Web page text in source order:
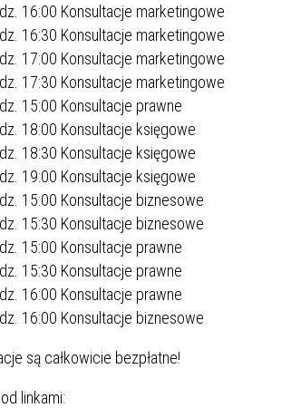
16:00 Konsultacje marketingowe
16:30 Konsultacje marketingowe
17:00 Konsultacje marketingowe
17:30 Konsultacje marketingowe
15:00 Konsultacje prawne
18:00 Konsultacje księgowe
18:30 Konsultacje księgowe
19:00 Konsultacje księgowe
15:00 Konsultacje biznesowe
15:30 Konsultacje biznesowe
15:00 Konsultacje prawne
15:30 Konsultacje prawne
16:00 Konsultacje prawne
16:00 Konsultacje biznesowe
są całkowicie bezpłatne!
linkami: